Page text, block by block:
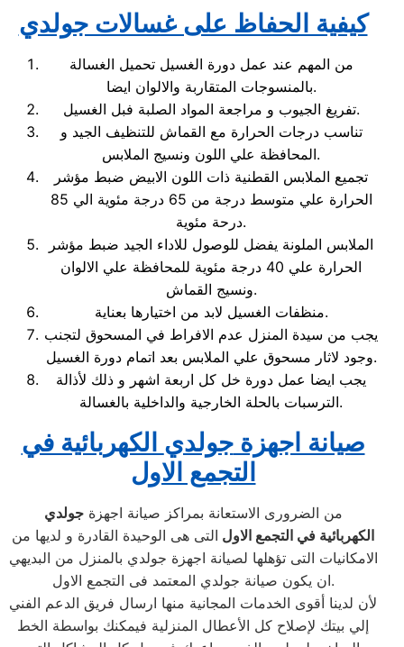
كيفية الحفاظ على غسالات جولدي
من المهم عند عمل دورة الغسيل تحميل الغسالة
بالمنسوجات المتقاربة والالوان ايضا.
تفريغ الجيوب و مراجعة المواد الصلبة فبل الغسيل.
تناسب درجات الحرارة مع القماش للتنظيف الجيد و
المحافظة علي اللون ونسيج الملابس.
تجميع الملابس القطنية ذات اللون الابيض ضبط مؤشر
الحرارة علي متوسط درجة من 65 درجة مئوية الي 85
درحة مئوية.
الملابس الملونة يفضل للوصول للاداء الجيد ضبط مؤشر
الحرارة علي 40 درجة مئوية للمحافظة علي الالوان
ونسيج القماش.
منظفات الغسيل لابد من اختيارها بعناية.
يجب من سيدة المنزل عدم الافراط في المسحوق لتجنب
وجود لاثار مسحوق علي الملابس بعد اتمام دورة الغسيل.
يجب ايضا عمل دورة خل كل اربعة اشهر و ذلك لأذالة
الترسبات بالحلة الخارجية والداخلية بالغسالة.
صيانة اجهزةجولدي الكهربائية في
التجمع الاول
من الضرورى الاستعانة بمراكز صيانة اجهزةجولدي
الكهربائية في التجمع الاول التى هى الوحيدة القادرة و لديها من
الامكانيات التى تؤهلها لصيانة اجهزة جولدي بالمنزل من البديهي
ان يكون صيانة جولدي المعتمد فى التجمع الاول.
لأن لدينا أقوى الخدمات المجانية منها ارسال فريق الدعم الفني
إلي بيتك لإصلاح كل الأعطال المنزلية فيمكنك بواسطة الخط